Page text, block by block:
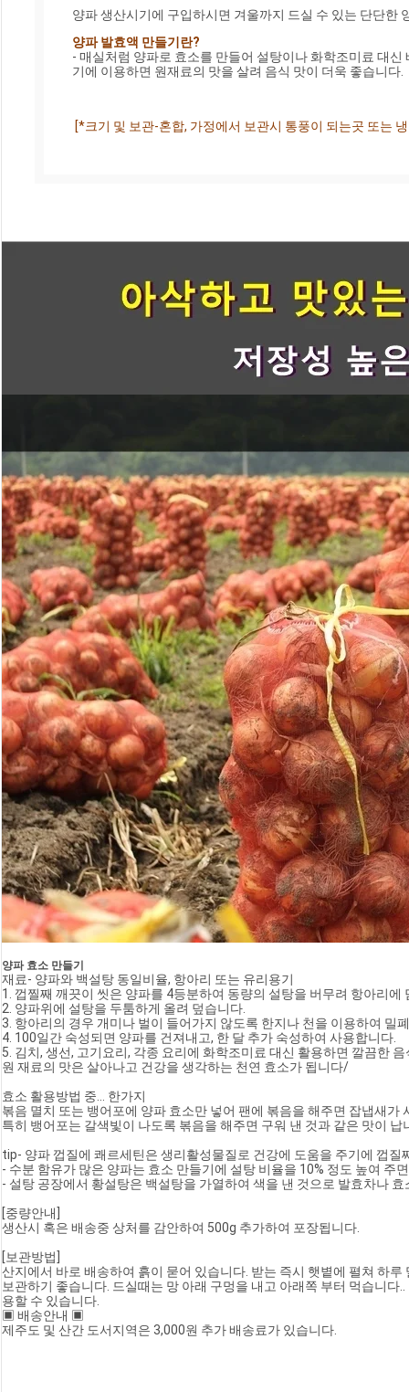
양파 발효액 만들기란?
- 매실처럼 양파로 효소를 만들어 설탕이나 화학조미료 대
기에 이용하면 원재료의 맛을 살려 음식 맛이 더욱 좋습니다.
[*크기 및 보관-혼합, 가정에서 보관시 통풍이 되는곳 또는
양파 효소 만들기
재료- 양파와 백설탕 동일비율, 항아리 또는 유리용기
1. 껍찔째 깨끗이 씻은 양파를 4등분하여 동량의 설탕을 버무려 항아리에
2. 양파위에 설탕을 두툼하게 올려 덮습니다.
3. 항아리의 경우 개미나 벌이 들어가지 않도록 한지나 천을 이용하여 밀
4. 100일간 숙성되면 양파를 건져내고, 한 달 추가 숙성하여 사용합니다.
5. 김치, 생선, 고기요리, 각종 요리에 화학조미료 대신 활용하면 깔끔한
원 재료의 맛은 살아나고 건강을 생각하는 천연 효소가 됩니다/
효소 활용방법 중... 한가지
볶음 멸치 또는 뱅어포에 양파 효소만 넣어 팬에 볶음을 해주면 잡냅새가
특히 뱅어포는 갈색빛이 나도록 볶음을 해주면 구워 낸 것과 같은 맛이
tip- 양파 껍질에 쾌르세틴은 생리활성물질로 건강에 도움을 주기에 껍질
- 수분 함유가 많은 양파는 효소 만들기에 설탕 비율을 10% 정도 높여 주
- 설탕 공장에서 황설탕은 백설탕을 가열하여 색을 낸 것으로 발효차나
[중량안내]
생산시 혹은 배송중 상처를 감안하여 500g 추가하여 포장됩니다.
[보관방법]
산지에서 바로 배송하여 흙이 묻어 있습니다. 받는 즉시 햇볕에 펼쳐 하
보관하기 좋습니다. 드실때는 망 아래 구멍을 내고 아래쪽 부터 먹습니
용할 수 있습니다.
▣ 배송안내 ▣
제주도 및 산간 도서지역은 3,000원 추가 배송료가 있습니다.